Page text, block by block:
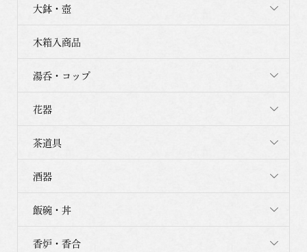
大鉢・壺
木箱入商品
湯呑・コップ
花器
茶道具
酒器
飯碗・丼
香炉・香合